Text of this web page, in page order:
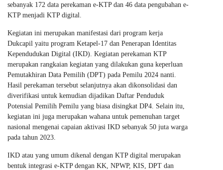
sebanyak 172 data perekaman e-KTP dan 46 data pengubahan e-
KTP menjadi KTP digital.
Kegiatan ini merupakan manifestasi dari program kerja
Dukcapil yaitu program Ketapel-17 dan Penerapan Identitas
Kependudukan Digital (IKD). Kegiatan perekaman KTP
merupakan rangkaian kegiatan yang dilakukan guna keperluan
Pemutakhiran Data Pemilih (DPT) pada Pemilu 2024 nanti.
Hasil perekaman tersebut selanjutnya akan dikonsolidasi dan
diverifikasi untuk kemudian dijadikan Daftar Penduduk
Potensial Pemilih Pemilu yang biasa disingkat DP4. Selain itu,
kegiatan ini juga merupakan wahana untuk pemenuhan target
nasional mengenai capaian aktivasi IKD sebanyak 50 juta warga
pada tahun 2023.
IKD atau yang umum dikenal dengan KTP digital merupakan
bentuk integrasi e-KTP dengan KK, NPWP, KIS, DPT dan